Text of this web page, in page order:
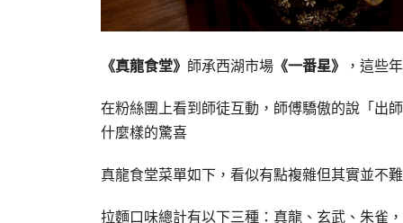
《真龍食堂》 師承西湖市場 《一番星》 ，這些
在粉絲團上看到師徒互動，師傅驕傲的說「出
什麼樣的驚喜
真龍食堂菜單如下，看似有點複雜但其實並不
拉麵口味總計有以下三種：真龍、玄武、朱雀